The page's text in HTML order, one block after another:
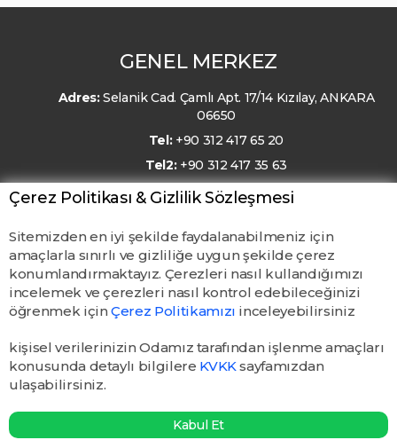
GENEL MERKEZ
Adres:Selanik Cad. Çamlı Apt. 17/14 Kızılay, ANKARA
06650
Tel: +90 312 417 65 20
Tel2: +90 312 417 35 63
E-Posta: kmo@kmo.org.tr
Çerez Politikası & Gizlilik Sözleşmesi
Sitemizden en iyi şekilde faydalanabilmeniz için
amaçlarla sınırlı ve gizliliğe uygun şekilde çerez
konumlandırmaktayız. Çerezleri nasıl kullandığımızı
incelemek ve çerezleri nasıl kontrol edebileceğinizi
öğrenmek içinÇerez Politikamızı inceleyebilirsiniz
kişisel verilerinizin Odamız tarafından işlenme amaçları
konusunda detaylı bilgilere KVKKsayfamızdan
ulaşabilirsiniz.
Kabul Et